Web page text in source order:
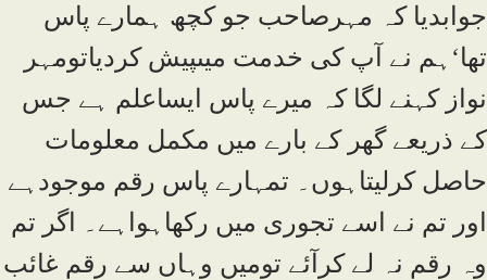
جوابدیا کہ مہرصاحب جو کچھ ہمارے پاس
تھا‘ہم نے آپ کی خدمت میںپیش کردیاتومہر
نواز کہنے لگا کہ میرے پاس ایساعلم ہے جس
کے ذریعے گھر کے بارے میں مکمل معلومات
حاصل کرلیتاہوں۔ تمہارے پاس رقم موجودہے
اور تم نے اسے تجوری میں رکھاہواہے۔ اگر تم
وہ رقم نہ لے کرآئے تومیں وہاں سے رقم غائب